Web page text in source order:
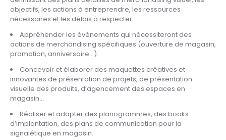
objectifs, les actions à entreprendre, les ressources
nécessaires et les délais à respecter.
Appréhender les événements qui nécessiteront des
actions de merchandising spécifiques (ouverture de magasin,
promotion, anniversaire…).
Concevoir et élaborer des maquettes créatives et
innovantes de présentation de projets, de présentation
visuelle des produits, d’agencement des espaces en
magasin…
Réaliser et adapter des planogrammes, des books
d’implantation, des plans de communication pour la
signalétique en magasin.